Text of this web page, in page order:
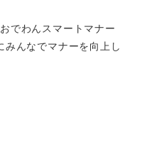
でわんスマートマナー
んなでマナーを向上し